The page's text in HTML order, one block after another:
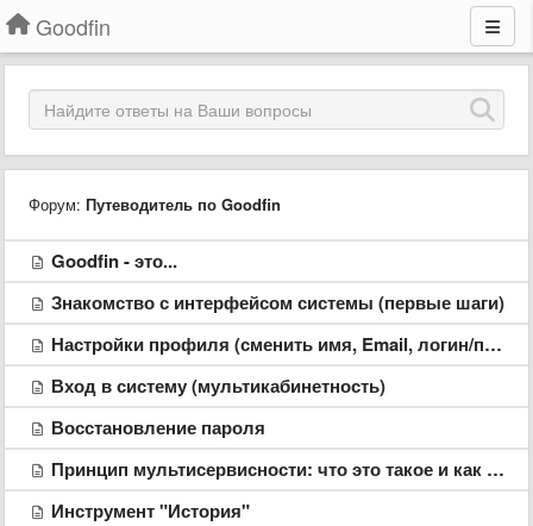
Goodfin
Форум: Путеводитель по Goodfin
Goodfin - это...
Знакомство с интерфейсом системы (первые шаги)
Настройки профиля (сменить имя, Email, логин/пароль)
Вход в систему (мультикабинетность)
Восстановление пароля
Принцип мультисервисности: что это такое и как работает?
Инструмент "История"